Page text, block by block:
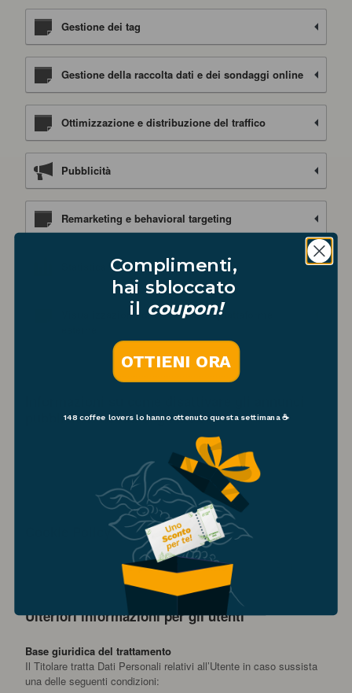
Gestione dei tag
Gestione della raccolta dati e dei sondaggi online
Ottimizzazione e distribuzione del traffico
Pubblicità
Remarketing e behavioral targeting
Visualizzazione di contenuti da piattaforme
pubblicitari basati sugli interessi
Oltre a qualsiasi funzione di opt-out fornita da uno qualsiasi dei
servizi elencati in questo documento, gli Utenti possono leggere di
più su come disattivare gli annunci pubblicitari basati sugli
interessi nell'apposita sezione della Cookie Policy.
Cookie Policy
Questa Applicazione fa utilizzo di Strumenti di Tracciamento. Per
saperne di più, gli Utenti possono consultare la
Ulteriori informazioni per gli utenti
Base giuridica del trattamento
Il Titolare tratta Dati Personali relativi all’Utente in caso sussista
una delle seguenti condizioni:
Complimenti,
hai sbloccato
il coupon!
OTTIENI ORA
148 coffee loverslo hanno ottenuto questa settimana ☕